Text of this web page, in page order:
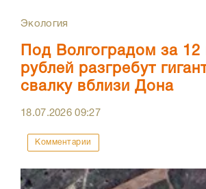
Экология
Под Волгоградом за 12
рублей разгребут
свалку вблизи Дона
18.07.202609:27
Комментарии